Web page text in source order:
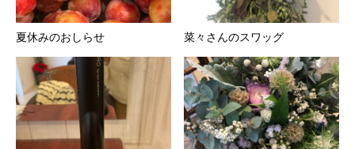
夏休みのおしらせ 菜々さんのスワッグ